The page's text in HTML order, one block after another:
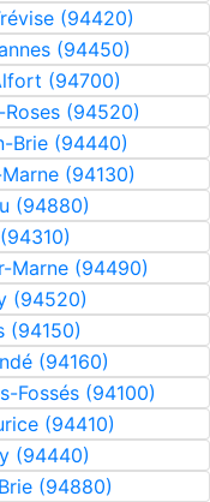
(94420)
(94450)
(94700)
(94520)
Brie (94440)
(94130)
(94880)
Marne (94490)
(94520)
(94150)
(94160)
Fossés (94100)
(94410)
(94440)
(94880)